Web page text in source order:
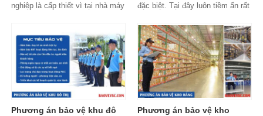
nghiệp là cấp thiết vì tại nhà máy
lượng tài...
đặc biệt. Tại đây luôn tiềm ẩn rất
và mất an toàn về tài sản của
khách...
Phương án bảo vệ khu đô
Phương án bảo vệ kho